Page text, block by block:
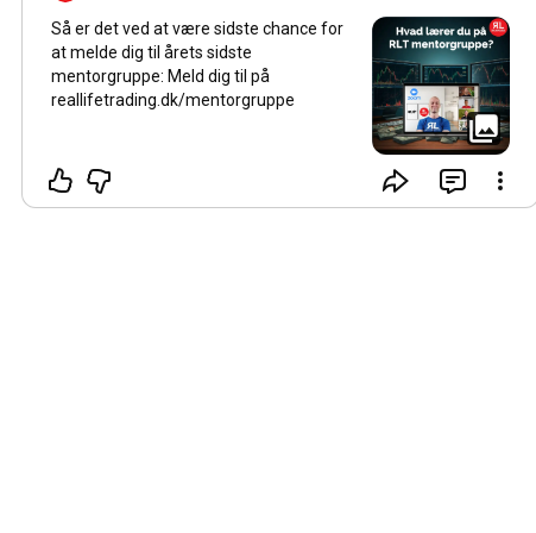
Så er det ved at være sidste chance for
at melde dig til årets sidste
mentorgruppe: Meld dig til på
reallifetrading.dk/mentorgruppe